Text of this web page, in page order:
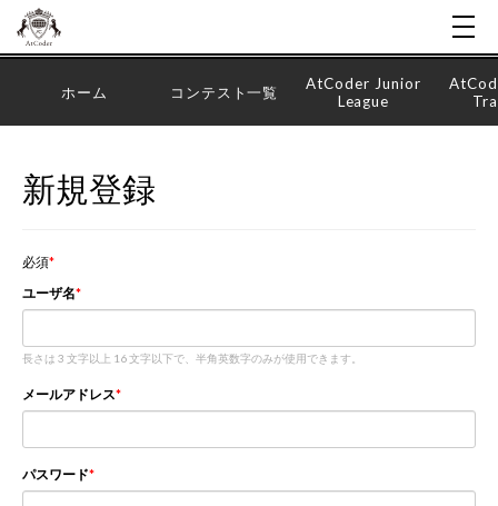
ホーム コンテスト一覧
AtCoder Junior
League
新規登録
必須
ユーザ名
長さは 3 文字以上 16 文字以下で、半角英数字のみが使用できます。
メールアドレス
パスワード